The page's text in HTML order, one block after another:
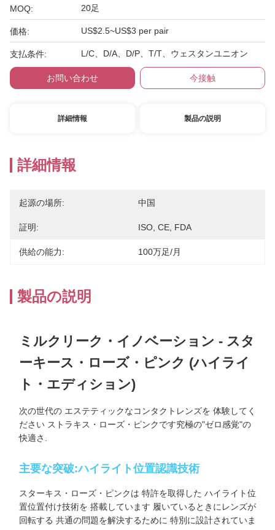
MOQ: 20足
価格: US$2.5~US$3 per pair
支払条件: L/C、D/A、D/P、T/T、ウェスタンユニオン
お問い合わせ 今接触
詳細情報 製品の説明
詳細情報
起源の場所: 中国
証明: ISO, CE, FDA
供給の能力: 100万足/月
製品の説明
ミルクリーク・イノベーション - スタ
ーキース・ローズ・ピンク (ハイライ
ト・エディション)
次の世代の エステティックなコンタクトレンズを 体験してく
ださい ストラキス・ローズ・ピンクです究極の"ゼロ感覚"の
快適さ.
主要な突破:ハイライト位置認識技術
スターキス・ローズ・ピンクは 特許を取得した ハイライト位
置位置付け技術を 搭載しています 履いているときにレンズが
回転する 共通の問題を解決するために 特別に設計されていま